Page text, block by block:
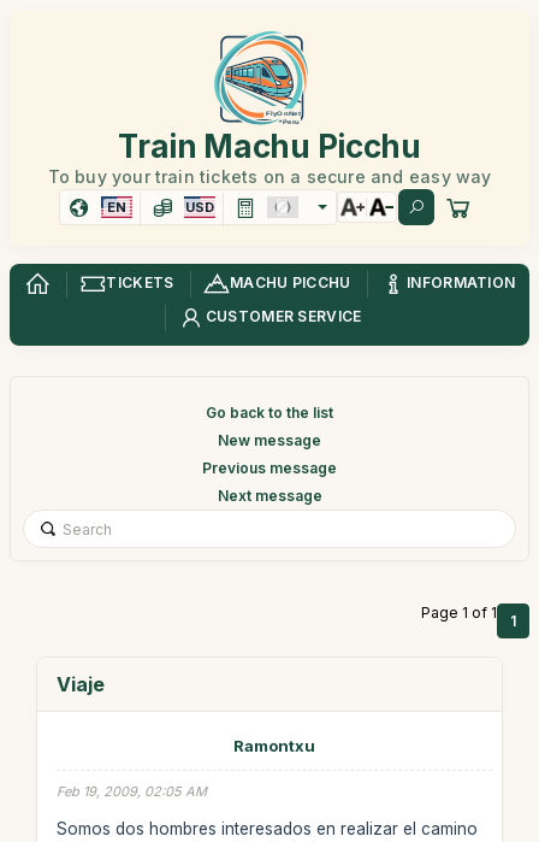
Train Machu Picchu
To buy your train tickets on a secure and easy way
EN USD
TICKETS MACHU PICCHU
INFORMATION
CUSTOMER SERVICE
Go back to the list
New message
Previous message
Next message
Page 1 of 1 1
Viaje
Ramontxu
Feb 19, 2009, 02:05 AM
Somos dos hombres interesados en realizar el camino